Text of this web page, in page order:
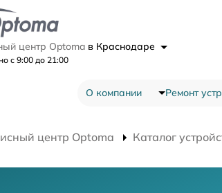
центр Optoma в Краснодаре
с 9:00 до 21:00
О компании Ремонт
центр Optoma Каталог